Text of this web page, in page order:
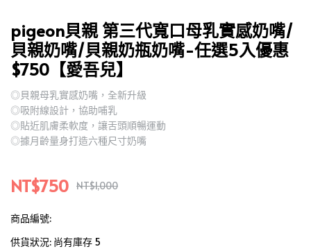
pigeon貝親 第三代寬口母乳實感奶嘴/
貝親奶嘴/貝親奶瓶奶嘴-任選5入優惠
$750【愛吾兒】
◎貝親母乳實感奶嘴，全新升級
◎吸附線設計，協助哺乳
◎貼近肌膚柔軟度，讓舌頭順暢運動
◎據月齡量身打造六種尺寸奶嘴
NT$750 NT$1,000
商品編號:
供貨狀況: 尚有庫存 5